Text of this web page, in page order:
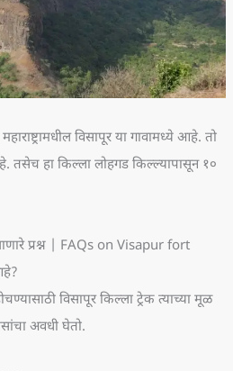
विसापूर या गावामध्ये आहे. तो
तसेच हा किल्ला लोहगड किल्ल्यापासून १०
प्रश्न | FAQs on Visapur fort
विसापूर किल्ला ट्रेक त्याच्या मूळ
अवधी घेतो.